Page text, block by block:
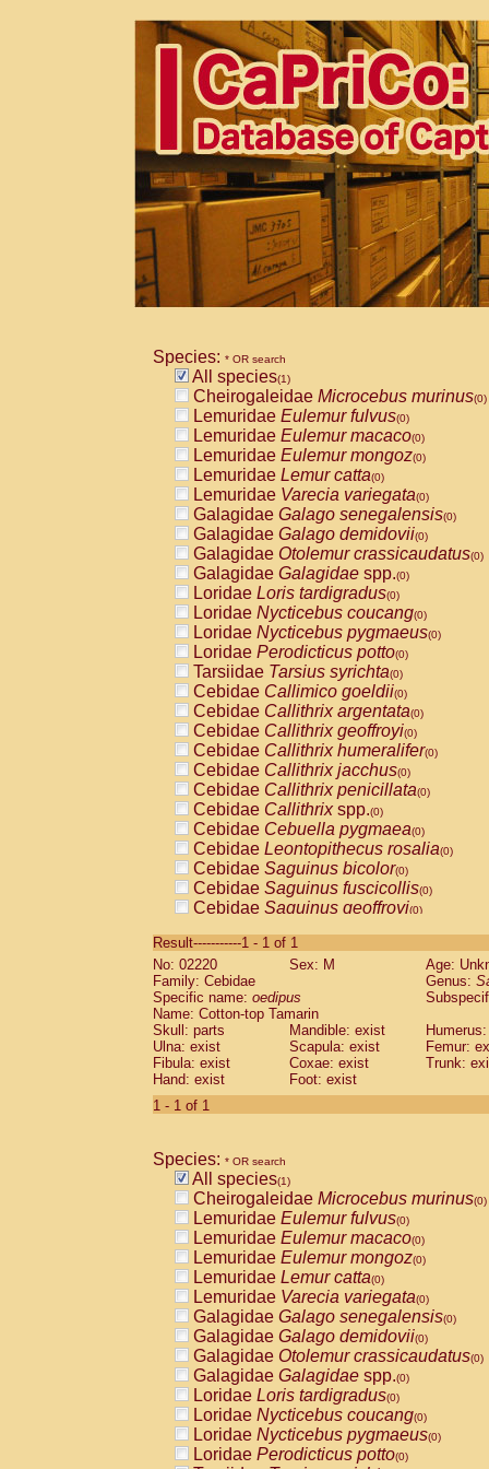
Species: * OR search
All species(1)
Cheirogaleidae Microcebus murinus(0)
Lemuridae Eulemur fulvus(0)
Lemuridae Eulemur macaco(0)
Lemuridae Eulemur mongoz(0)
Lemuridae Lemur catta(0)
Lemuridae Varecia variegata(0)
Galagidae Galago senegalensis(0)
Galagidae Galago demidovii(0)
Galagidae Otolemur crassicaudatus(0)
Galagidae Galagidae spp.(0)
Loridae Loris tardigradus(0)
Loridae Nycticebus coucang(0)
Loridae Nycticebus pygmaeus(0)
Loridae Perodicticus potto(0)
Tarsiidae Tarsius syrichta(0)
Cebidae Callimico goeldii(0)
Cebidae Callithrix argentata(0)
Cebidae Callithrix geoffroyi(0)
Cebidae Callithrix humeralifer(0)
Cebidae Callithrix jacchus(0)
Cebidae Callithrix penicillata(0)
Cebidae Callithrixspp.(0)
Cebidae Cebuella pygmaea(0)
Cebidae Leontopithecus rosalia(0)
Cebidae Saguinus bicolor(0)
Cebidae Saguinus fuscicollis(0)
Cebidae Saguinus geoffroyi(0)
CebidaeSaguinus labiatus(0)
Cebidae Saguinus leucopus (0)
Cebidae
CebidaeSaguinus mystax
Cebidae Saguinus nigricollis (0)
Cebidae Saguinus oedipus
Cebidae Saguinus weddelli
Cebidae Saguinusspp.
Cebidae
CebidaeCebus capucinus
CebidaeCebus nigrivittatus
CebidaeCebus spp.(0)
CebidaeSaimiri boliviensis(0)
CebidaeSaimiri sciureus(0)
AtelidaeAlouatta caraya(0)
AtelidaeAlouatta fusca(0)
AtelidaeAlouatta seniculus(0)
AtelidaeAlouattaspp.(0)
AtelidaeAteles belzebuth(0)
AtelidaeAteles geoffroyi(0)
AtelidaeAteles paniscus(0)
AtelidaeAtelesspp.(0)
AtelidaeLagothrix lagothricha(0)
AtelidaeLagothrix lagothricha cana
PitheciidaeCacajao calvus
Result-----------1 - 1 of 1
No: 02220
Sex: M
Age:
Family: Cebidae
Genus:
Specific name: oedipus
Name: Cotton-top Tamarin
Skull: parts
Mandible: exist
Ulna: exist
Scapula: exist
Femur:
Fibula: exist
Coxae: exist
Trunk:
Hand: exist
Foot: exist
1 - 1 of 1
Species: * OR search
All species(1)
Cheirogaleidae Microcebus murinus(0)
Lemuridae Eulemur fulvus(0)
Lemuridae Eulemur macaco(0)
Lemuridae Eulemur mongoz(0)
Lemuridae Lemur catta(0)
Lemuridae Varecia variegata(0)
Galagidae Galago senegalensis(0)
Galagidae Galago demidovii(0)
Galagidae Otolemur crassicaudatus(0)
Galagidae Galagidae spp.(0)
Loridae Loris tardigradus(0)
Loridae Nycticebus coucang(0)
Loridae Nycticebus pygmaeus(0)
Loridae Perodicticus potto(0)